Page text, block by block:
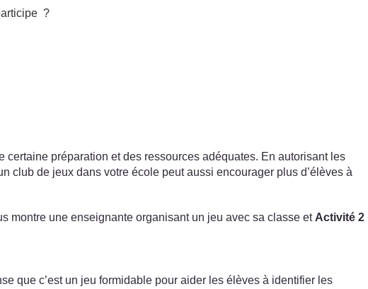
?
préparation et des ressources adéquates. En autorisant les
club de jeux dans votre école peut aussi encourager plus d’élèves à
montre une enseignante organisant un jeu avec sa classe et Activité 2
que c’est un jeu formidable pour aider les élèves à identifier les